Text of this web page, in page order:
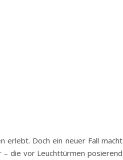
erlebt. Doch ein neuer Fall macht
– die vor Leuchttürmen posierend